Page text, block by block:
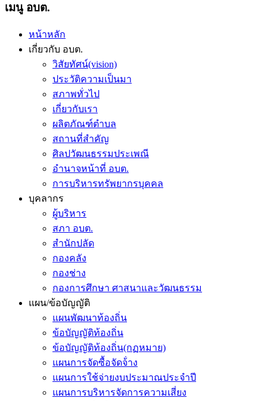
เมนู อบต.
หน้าหลัก
เกี่ยวกับ อบต.
วิสัยทัศน์(vision)
ประวัติความเป็นมา
สภาพทั่วไป
เกี่ยวกับเรา
ผลิตภัณฑ์ตำบล
สถานที่สำคัญ
ศิลปวัฒนธรรมประเพณี
อำนาจหน้าที่ อบต.
การบริหารทรัพยากรบุคคล
บุคลากร
ผู้บริหาร
สภา อบต.
สำนักปลัด
กองคลัง
กองช่าง
กองการศึกษา ศาสนาและวัฒนธรรม
แผน/ข้อบัญญัติ
แผนพัฒนาท้องถิ่น
ข้อบัญญัติท้องถิ่น
ข้อบัญญัติท้องถิ่น(กฏหมาย)
แผนการจัดซื้อจัดจ้่าง
แผนการใช้จ่ายงบประมาณประจำปี
แผนการบริหารจัดการความเสี่ยง